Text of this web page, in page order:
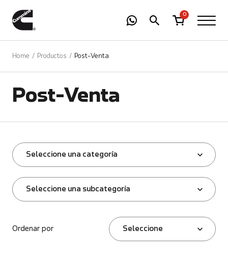
0
Home Productos Post-Venta
Post-Venta
Seleccione una categoría
Seleccione una subcategoría
Ordenar por Seleccione